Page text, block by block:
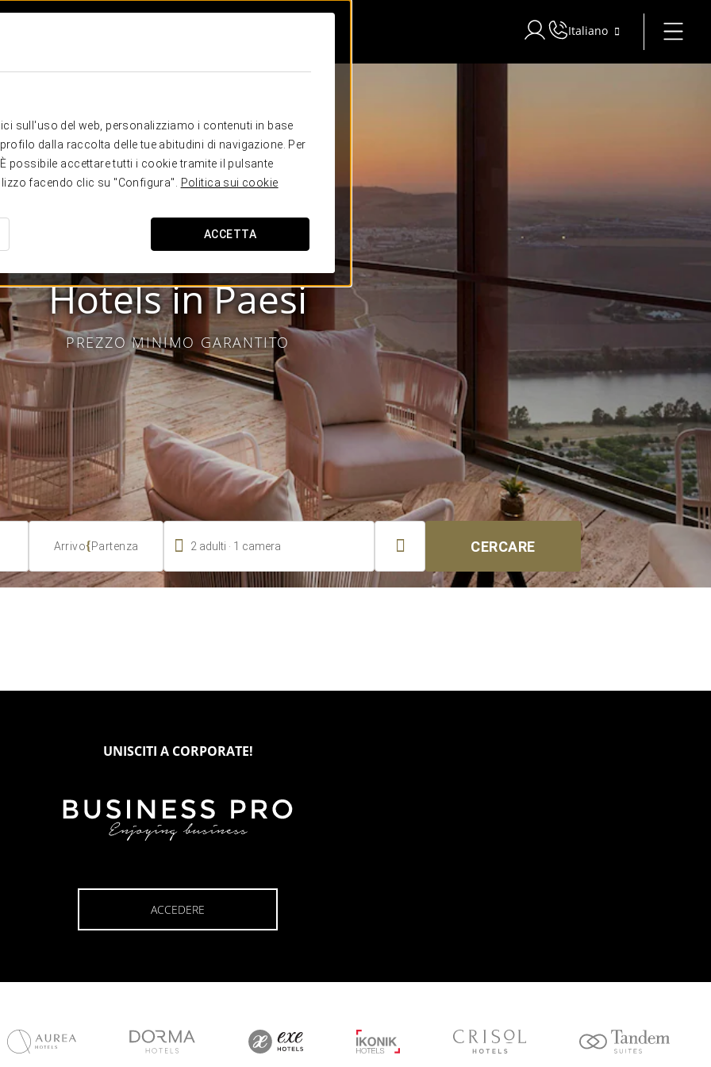
sull'uso del web, personalizziamo i contenuti in base
dalla raccolta delle tue abitudini di navigazione. Per
possibile accettare tutti i cookie tramite il pulsante
facendo clic su "Configura".
Politica sui cookie
ACCETTA
Accedi a Star Traveler o
Italiano
Hotels inPaesi
PREZZO MINIMO GARANTITO
Arrivo{Partenza  2 adulti 1 camera  CERCARE
UNISCITI A CORPORATE!
ACCEDERE